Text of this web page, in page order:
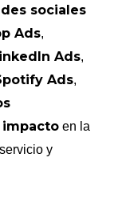
sociales
Ads,
Ads,
Ads,
impacto en la
y